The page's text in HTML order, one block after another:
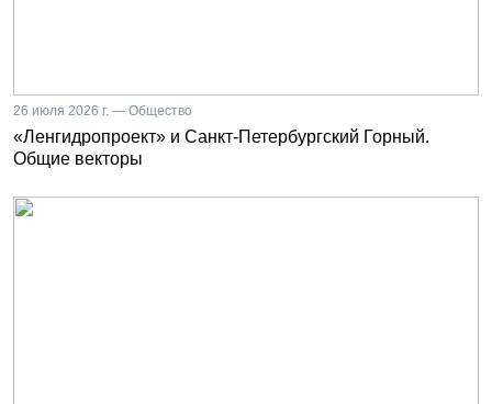
26 июля 2026 г. — Общество
«Ленгидропроект» и Санкт-Петербургский Горный.
Общие векторы